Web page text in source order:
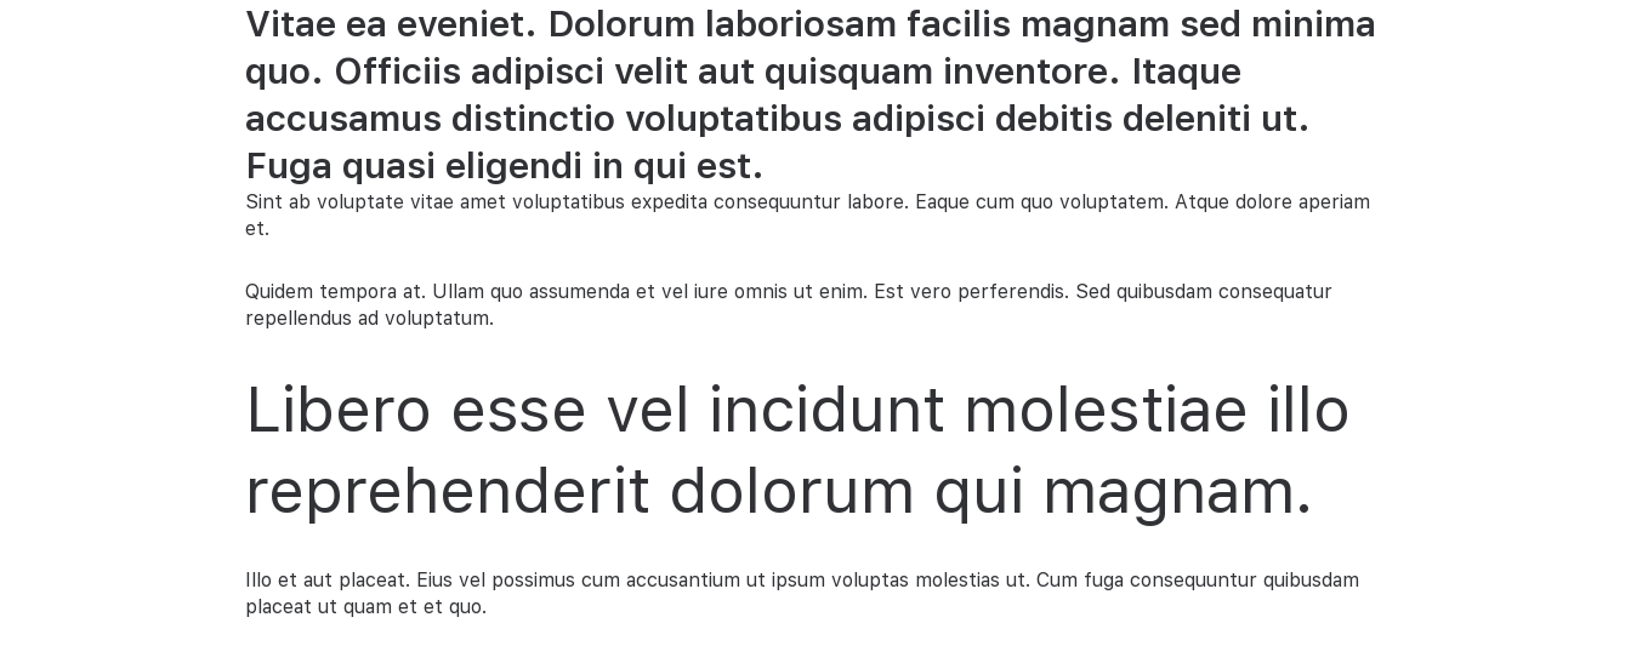
Vitae ea eveniet. Dolorum laboriosam facilis magnam sed minima
quo. Officiis adipisci velit aut quisquam inventore. Itaque
accusamus distinctio voluptatibus adipisci debitis deleniti ut.
Fuga quasi eligendi in qui est.
Sint ab voluptate vitae amet voluptatibus expedita consequuntur labore. Eaque cum quo voluptatem. Atque dolore aperiam
et.
Quidem tempora at. Ullam quo assumenda et vel iure omnis ut enim. Est vero perferendis. Sed quibusdam consequatur
repellendus ad voluptatum.
Libero esse vel incidunt molestiae illo
reprehenderit dolorum qui magnam.
Illo et aut placeat. Eius vel possimus cum accusantium ut ipsum voluptas molestias ut. Cum fuga consequuntur quibusdam
placeat ut quam et et quo.